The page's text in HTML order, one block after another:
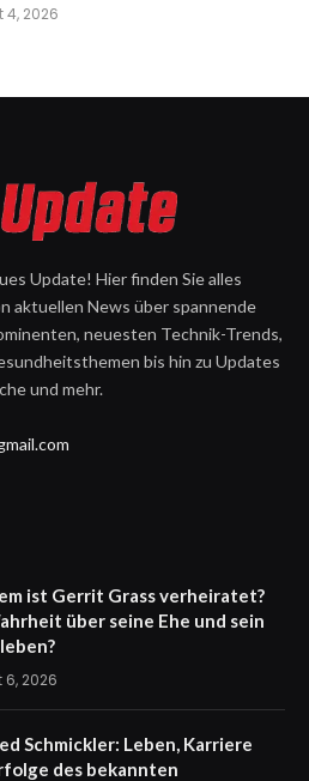
4, 2026
Update! Hier finden Sie alles
aktuellen News über spannende
neuesten Technik-Trends,
bis hin zu Updates
und mehr.
ist Gerrit Grass verheiratet?
über seine Ehe und sein
2026
Schmickler: Leben, Karriere
des bekannten